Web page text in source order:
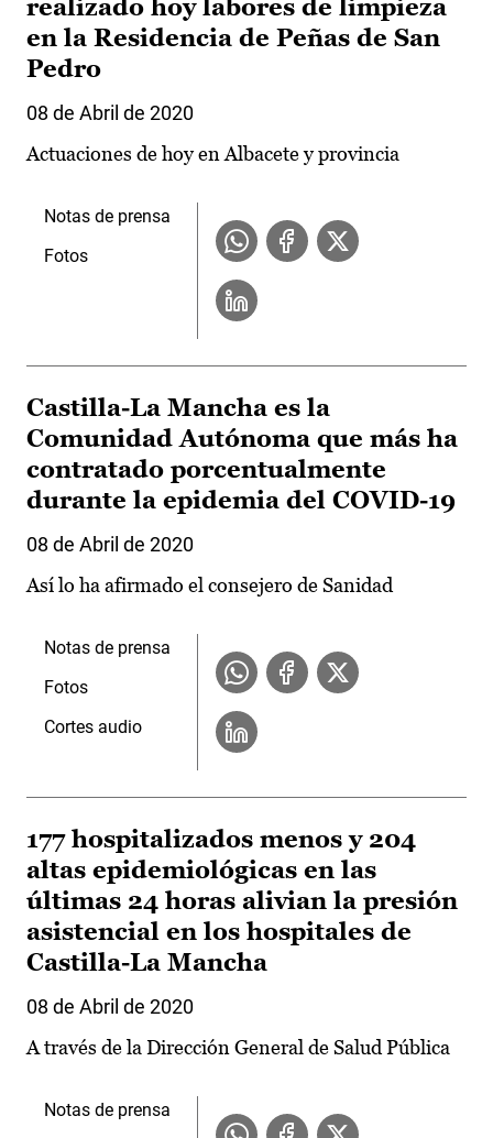
realizado hoy labores de limpieza
en la Residencia de Peñas de San
Pedro
08 de Abril de 2020
Actuaciones de hoy en Albacete y provincia
Notas de prensa
Fotos
Castilla-La Mancha es la
Comunidad Autónoma que más ha
contratado porcentualmente
durante la epidemia del COVID-19
08 de Abril de 2020
Así lo ha afirmado el consejero de Sanidad
Notas de prensa
Fotos
Cortes audio
177 hospitalizados menos y 204
altas epidemiológicas en las
últimas 24 horas alivian la presión
asistencial en los hospitales de
Castilla-La Mancha
08 de Abril de 2020
A través de la Dirección General de Salud Pública
Notas de prensa